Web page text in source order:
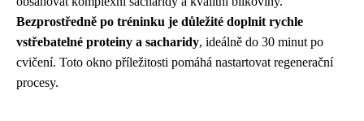
Bezprostředně po tréninku je důležité doplnit rychle
vstřebatelné proteiny a sacharidy, ideálně do 30 minut po
cvičení. Toto okno příležitosti pomáhá nastartovat regenerační
procesy.